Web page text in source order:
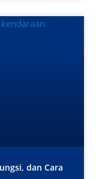
dan Cara